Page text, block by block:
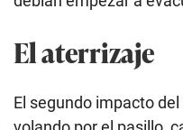
le cuesta comprender
miembros del
que realmente estaba